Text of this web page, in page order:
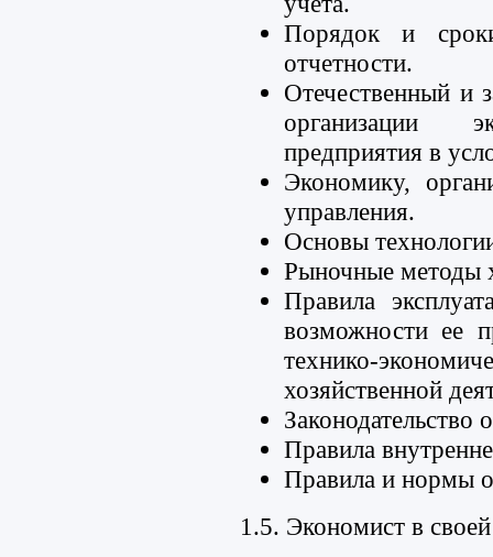
Порядок и сроки
отчетности.
Отечественный и
организации
предприятия в
Экономику,
управления.
Основы
Рыночные методы
Правила
возможности ее
технико-
хозяйственной
Законодательство
Правила
Правила и нормы
1.5. Экономист в